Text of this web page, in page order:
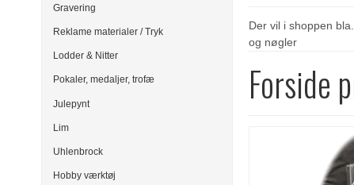
Gravering
Reklame materialer / Tryk
Lodder & Nitter
Pokaler, medaljer, trofæ
Julepynt
Lim
Uhlenbrock
Hobby værktøj
Der vil i shoppen
og nøgler
Forside